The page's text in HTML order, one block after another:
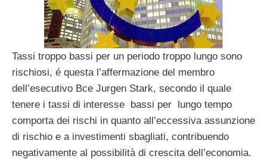
Tassi troppo bassi per un periodo troppo lungo sono
rischiosi, é questa l’affermazione del membro
dell’esecutivo Bce Jurgen Stark, secondo il quale
tenere i tassi di interesse bassi per lungo tempo
comporta dei rischi in quanto all’eccessiva assunzione
di rischio e a investimenti sbagliati, contribuendo
negativamente al possibilità di crescita dell’economia.